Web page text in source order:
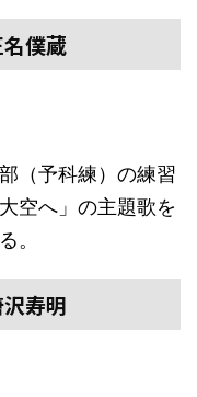
僕蔵
（予科練）の練習
空へ」の主題歌を
。
寿明